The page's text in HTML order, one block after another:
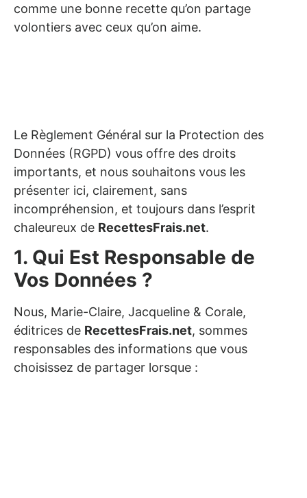
comme une bonne recette qu’on partage
volontiers avec ceux qu’on aime.
Le Règlement Général sur la Protection des
Données (RGPD) vous offre des droits
importants, et nous souhaitons vous les
présenter ici, clairement, sans
incompréhension, et toujours dans l’esprit
chaleureux de RecettesFrais.net.
1. Qui Est Responsable de
Vos Données ?
Nous, Marie-Claire, Jacqueline & Corale,
éditrices de RecettesFrais.net, sommes
responsables des informations que vous
choisissez de partager lorsque :